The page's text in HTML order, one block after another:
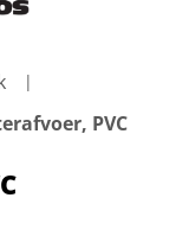
PVC